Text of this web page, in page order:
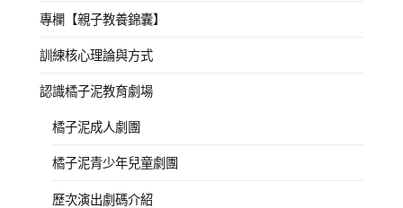
專欄【親子教養錦囊】
訓練核心理論與方式
認識橘子泥教育劇場
橘子泥成人劇團
橘子泥青少年兒童劇團
歷次演出劇碼介紹